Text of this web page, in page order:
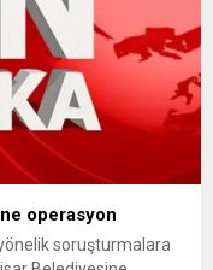
operasyon
soruşturmalara